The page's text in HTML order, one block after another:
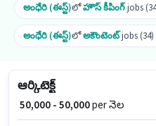
అంధేరి (ఈస్ట్)లోహౌస్ కీపింగ్jobs
అంధేరి (ఈస్ట్)లోఅకౌంటెంట్jobs (34)
ఆర్కిటెక్ట్
₹ 50,000 - 50,000per నెల